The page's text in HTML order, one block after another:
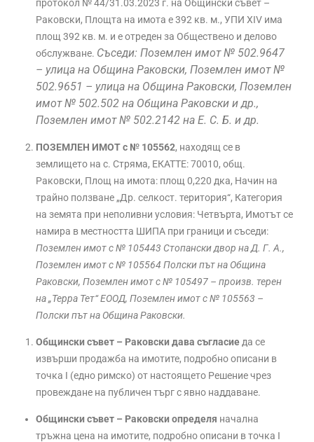
протокол № 44/31.03.2023 г. на Общински съвет –
Раковски, Площта на имота е 392 кв. м., УПИ ХIV има
площ 392 кв. м. и е отреден за Обществено и делово
обслужване. Съседи: Поземлен имот № 502.9647
– улица на Община Раковски, Поземлен имот №
502.9651 – улица на Община Раковски, Поземлен
имот № 502.502 на Община Раковски и др.,
Поземлен имот № 502.2142 на Е. С. Б. и др.
ПОЗЕМЛЕН ИМОТ с № 105562, находящ се в
землището на с. Стряма, ЕКАТТЕ: 70010, общ.
Раковски, Площ на имота: площ 0,220 дка, Начин на
трайно ползване „Др. селкост. територия“, Категория
на земята при неполивни условия: Четвърта, Имотът се
намира в местността ШИПА при граници и съседи:
Поземлен имот с № 105443 Стопански двор на Д. Г. А.,
Поземлен имот с № 105564 Полски път на Община
Раковски, Поземлен имот с № 105497 – произв. терен
на „Терра Тет“ ЕООД, Поземлен имот с № 105563 –
Полски път на Община Раковски.
Общински съвет – Раковски дава съгласие да се
извърши продажба на имотите, подробно описани в
точка I (едно римско) от настоящето Решение чрез
провеждане на публичен търг с явно наддаване.
Общински съвет – Раковски определя начална
тръжна цена на имотите, подробно описани в точка I